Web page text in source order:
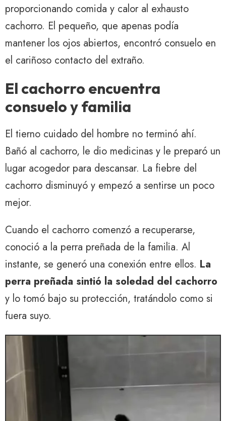
proporcionando comida y calor al exhausto
cachorro. El pequeño, que apenas podía
mantener los ojos abiertos, encontró consuelo en
el cariñoso contacto del extraño.
El cachorro encuentra
consuelo y familia
El tierno cuidado del hombre no terminó ahí.
Bañó al cachorro, le dio medicinas y le preparó un
lugar acogedor para descansar. La fiebre del
cachorro disminuyó y empezó a sentirse un poco
mejor.
Cuando el cachorro comenzó a recuperarse,
conoció a la perra preñada de la familia. Al
instante, se generó una conexión entre ellos. La
perra preñada sintió la soledad del cachorro
y lo tomó bajo su protección, tratándolo como si
fuera suyo.